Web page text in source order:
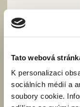
Tato webová
K personalizaci
sociálních médií a
soubory cookie.
Čtvrtek
Pátek